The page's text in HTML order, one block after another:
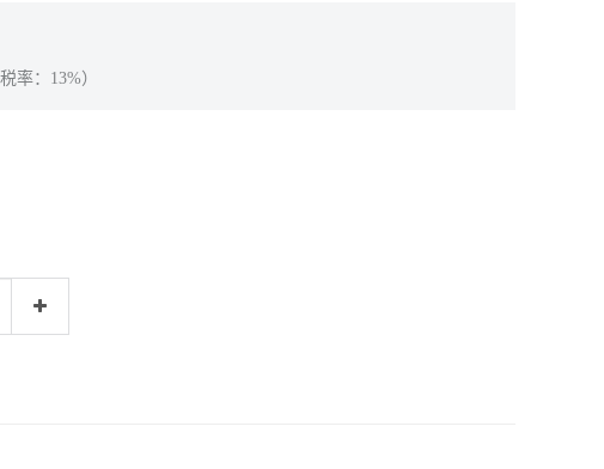
率：13%）